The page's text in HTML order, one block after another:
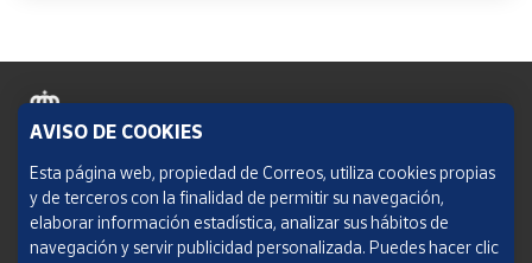
Política de cookies
Aviso legal
AVISO DE COOKIES
Esta página web, propiedad de Correos, utiliza cookies propias
y de terceros con la finalidad de permitir su navegación,
elaborar información estadística, analizar sus hábitos de
navegación y servir publicidad personalizada. Puedes hacer clic